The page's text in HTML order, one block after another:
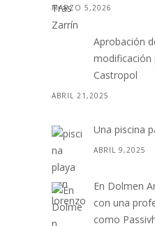
MARZO 5,2026
Aprobación
modificación
Castropol
ABRIL 21,2025
Una piscina
ABRIL 9,2025
En Dolmen
con una
como